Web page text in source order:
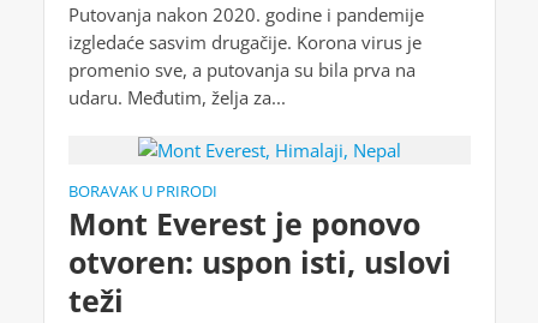
Putovanja nakon 2020. godine i pandemije
izgledaće sasvim drugačije. Korona virus je
promenio sve, a putovanja su bila prva na
udaru. Međutim, želja za...
BORAVAK U PRIRODI
Mont Everest je ponovo
otvoren: uspon isti, uslovi
teži